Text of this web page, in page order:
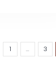
1 … 3